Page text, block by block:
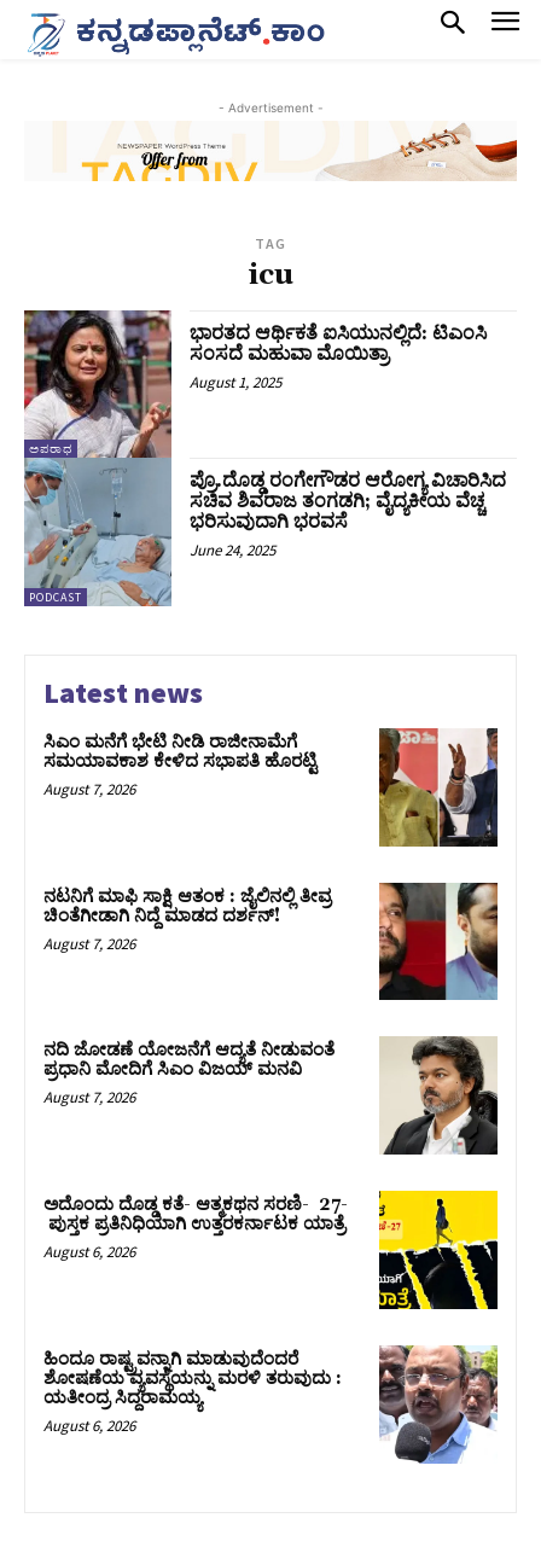
- Advertisement -
TAG
icu
ಅಪರಾಧ
ಭಾರತದ ಆರ್ಥಿಕತೆ ಐಸಿಯುನಲ್ಲಿದೆ: ಟಿಎಂಸಿ
ಸಂಸದೆ ಮಹುವಾ ಮೊಯಿತ್ರಾ
August 1, 2025
PODCAST
ಪ್ರೊ.ದೊಡ್ಡ ರಂಗೇಗೌಡರ ಆರೋಗ್ಯ ವಿಚಾರಿಸಿದ
ಸಚಿವ ಶಿವರಾಜ ತಂಗಡಗಿ; ವೈದ್ಯಕೀಯ ವೆಚ್ಚ
ಭರಿಸುವುದಾಗಿ ಭರವಸೆ
June 24, 2025
Latest news
ಸಿಎಂ ಮನೆಗೆ ಭೇಟಿ ನೀಡಿ ರಾಜೀನಾಮೆಗೆ
ಸಮಯಾವಕಾಶ ಕೇಳಿದ ಸಭಾಪತಿ ಹೊರಟ್ಟಿ
August 7, 2026
ನಟನಿಗೆ ಮಾಫಿ ಸಾಕ್ಷಿ ಆತಂಕ : ಜೈಲಿನಲ್ಲಿ ತೀವ್ರ
ಚಿಂತೆಗೀಡಾಗಿ ನಿದ್ದೆ ಮಾಡದ ದರ್ಶನ್!
August 7, 2026
ನದಿ ಜೋಡಣೆ ಯೋಜನೆಗೆ ಆದ್ಯತೆ ನೀಡುವಂತೆ
ಪ್ರಧಾನಿ ಮೋದಿಗೆ ಸಿಎಂ ವಿಜಯ್‌ ಮನವಿ
August 7, 2026
ಅದೊಂದು ದೊಡ್ಡ ಕತೆ- ಆತ್ಮಕಥನ ಸರಣಿ- 27-
ಪುಸ್ತಕ ಪ್ರತಿನಿಧಿಯಾಗಿ ಉತ್ತರಕರ್ನಾಟಕ ಯಾತ್ರೆ
August 6, 2026
ಹಿಂದೂ ರಾಷ್ಟ್ರವನ್ನಾಗಿ ಮಾಡುವುದೆಂದರೆ
ಶೋಷಣೆಯ ವ್ಯವಸ್ಥೆಯನ್ನು ಮರಳಿ ತರುವುದು :
ಯತೀಂದ್ರ ಸಿದ್ದರಾಮಯ್ಯ
August 6, 2026